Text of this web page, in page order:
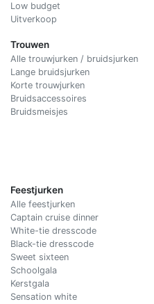
Low budget
Uitverkoop
Trouwen
Alle trouwjurken / bruidsjurken
Lange bruidsjurken
Korte trouwjurken
Bruidsaccessoires
Bruidsmeisjes
Feestjurken
Alle feestjurken
Captain cruise dinner
White-tie dresscode
Black-tie dresscode
Sweet sixteen
Schoolgala
Kerstgala
Sensation white